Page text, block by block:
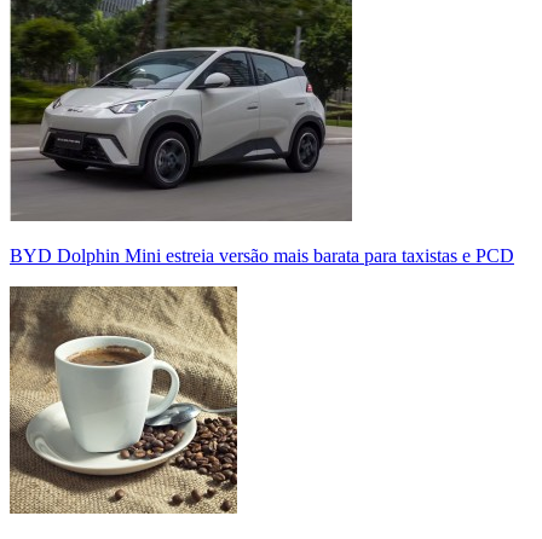
BYD Dolphin Mini estreia versão mais barata para taxistas e PCD